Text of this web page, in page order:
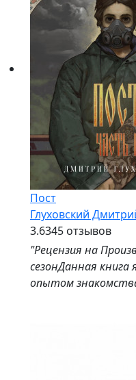
Пост
Глуховский
3.6345 отзывов
"Рецензия на
сезонДанная
опытом